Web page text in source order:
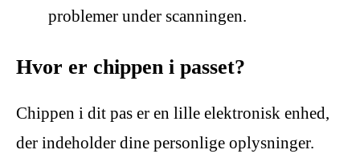
problemer under scanningen.
Hvor er chippen i passet?
Chippen i dit pas er en lille elektronisk enhed,
der indeholder dine personlige oplysninger.